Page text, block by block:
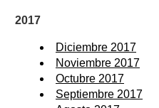
2017
Diciembre 2017
Noviembre 2017
Octubre 2017
Septiembre 2017